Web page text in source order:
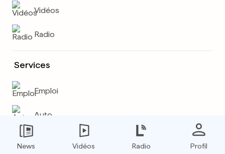
Vidéos
Radio
Services
Emploi
Auto
News Vidéos Radio Profil